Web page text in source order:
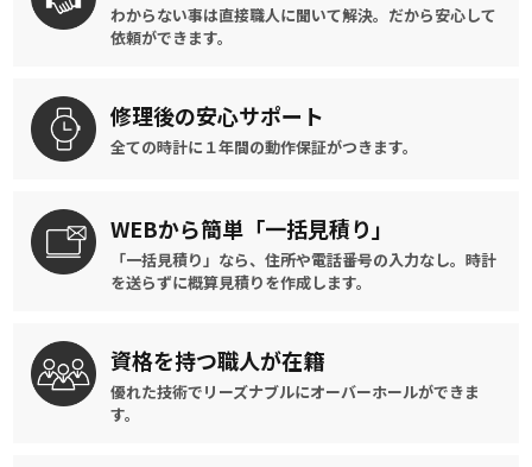
わからない事は直接職人に聞いて解決。 だから安心して
依頼ができます。
修理後の安心サポート
全ての時計に １年間の動作保証がつきます。
WEBから簡単 「一括見積り」
「一括見積り」なら、住所や電話番号の入力なし。時計
を送らずに概算見積りを作成します。
資格を持つ職人が在籍
優れた技術でリーズナブルにオーバーホールができま
す。